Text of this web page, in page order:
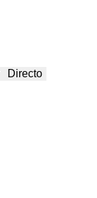
Directo